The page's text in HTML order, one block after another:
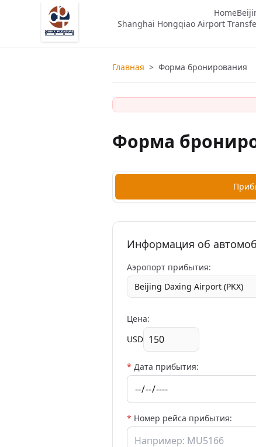
Home
Shanghai Hongqiao Airport
Главная > Форма бронирования
Форма
Информация об
Аэропорт прибытия:
Beijing Daxing Airport (PKX)
Цена:
USD
* Дата прибытия:
* Номер рейса прибытия: